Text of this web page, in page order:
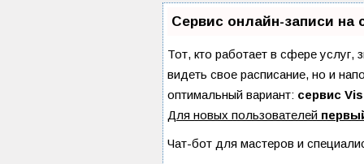
Сервис онлайн-записи на
Тот, кто работает в сфере услуг,
видеть свое расписание, но и
оптимальный вариант: сервис
Для новых пользователей
Чат-бот для мастеров и